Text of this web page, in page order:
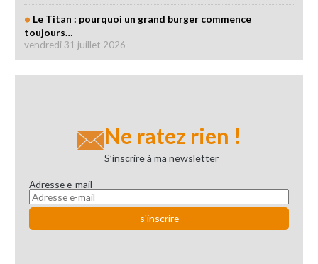
Le Titan : pourquoi un grand burger commence
toujours…
vendredi 31 juillet 2026
Ne ratez rien !
S’inscrire à ma newsletter
Adresse e-mail